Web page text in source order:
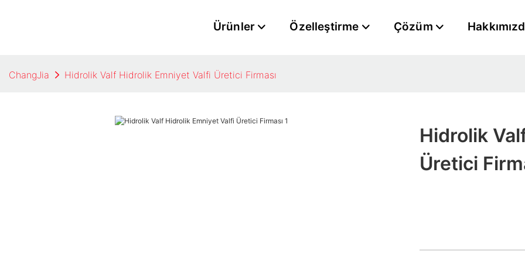
Ürünler Özelleştirme Çözüm
ChangJia Hidrolik Valf Hidrolik Emniyet Valfi Üretici Firması
Hidrolik
Üretici